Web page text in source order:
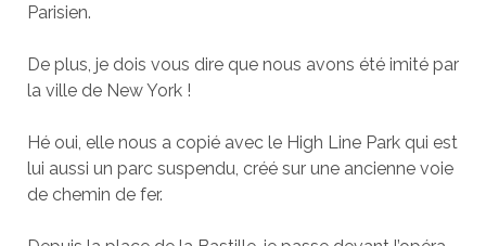
Parisien.
De plus, je dois vous dire que nous avons été imité par
la ville de New York !
Hé oui, elle nous a copié avec le High Line Park qui est
lui aussi un parc suspendu, créé sur une ancienne voie
de chemin de fer.